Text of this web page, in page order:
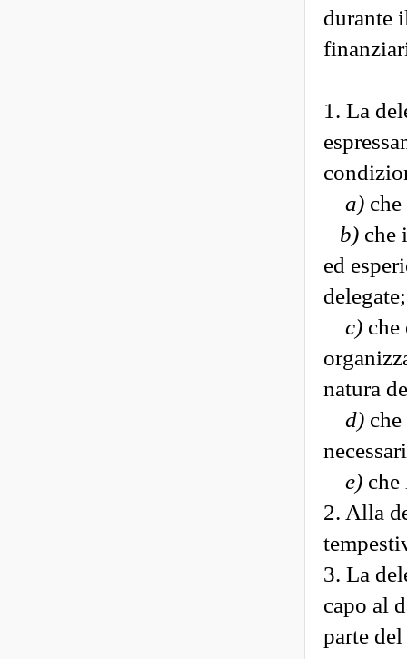
durante
1. La
a)
b) che
ed
delegate;
c) che
natura
d)
e) che
2. Alla
3. La
capo al
parte